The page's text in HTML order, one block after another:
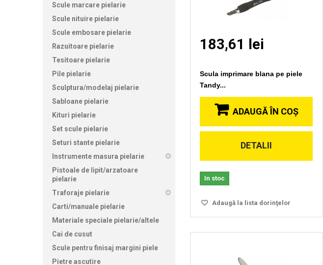
Scule marcare pielarie
Scule nituire pielarie
Scule embosare pielarie
Razuitoare pielarie
Tesitoare pielarie
Pile pielarie
Sculptura/modelaj pielarie
Sabloane pielarie
Kituri pielarie
Set scule pielarie
Seturi stante pielarie
Instrumente masura pielarie
Pistoale de lipit/arzatoare
pielarie
Traforaje pielarie
Carti/manuale pielarie
Materiale speciale pielarie/altele
Cai de cusut
Scule pentru finisaj margini piele
Pietre ascutire
183,61 lei
Scula imprimare blana pe piele
Tandy...
ADAUGĂ ÎN COŞ
DETALII
In stoc
Adaugă la lista dorinţelor
Vizionare